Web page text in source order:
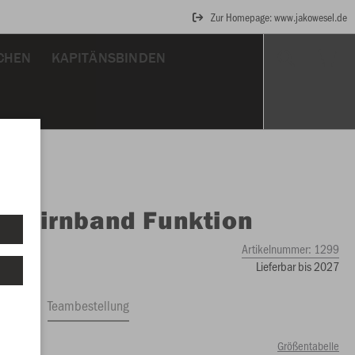
Zur Homepage: www.jakowesel.de
KAPITÄNSBINDEN
Stirnband Funktion
Artikelnummer: 1299
Lieferbar bis 2027
Teambestellung
Größentabelle